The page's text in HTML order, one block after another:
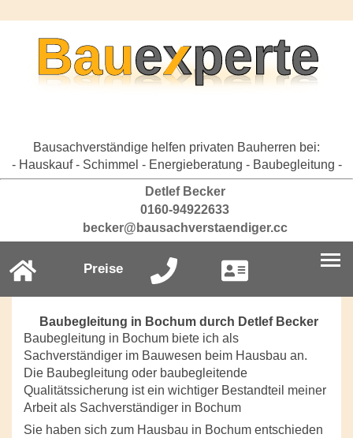
Bausachverständige helfen privaten Bauherren bei:
- Hauskauf - Schimmel - Energieberatung - Baubegleitung -
Detlef Becker
0160-94922633
becker@bausachverstaendiger.cc
Preise
Baubegleitung in Bochum durch Detlef Becker
Baubegleitung in Bochum biete ich als
Sachverständiger im Bauwesen beim Hausbau an.
Die Baubegleitung oder baubegleitende
Qualitätssicherung ist ein wichtiger Bestandteil meiner
Arbeit als Sachverständiger in Bochum
Sie haben sich zum Hausbau in Bochum entschieden